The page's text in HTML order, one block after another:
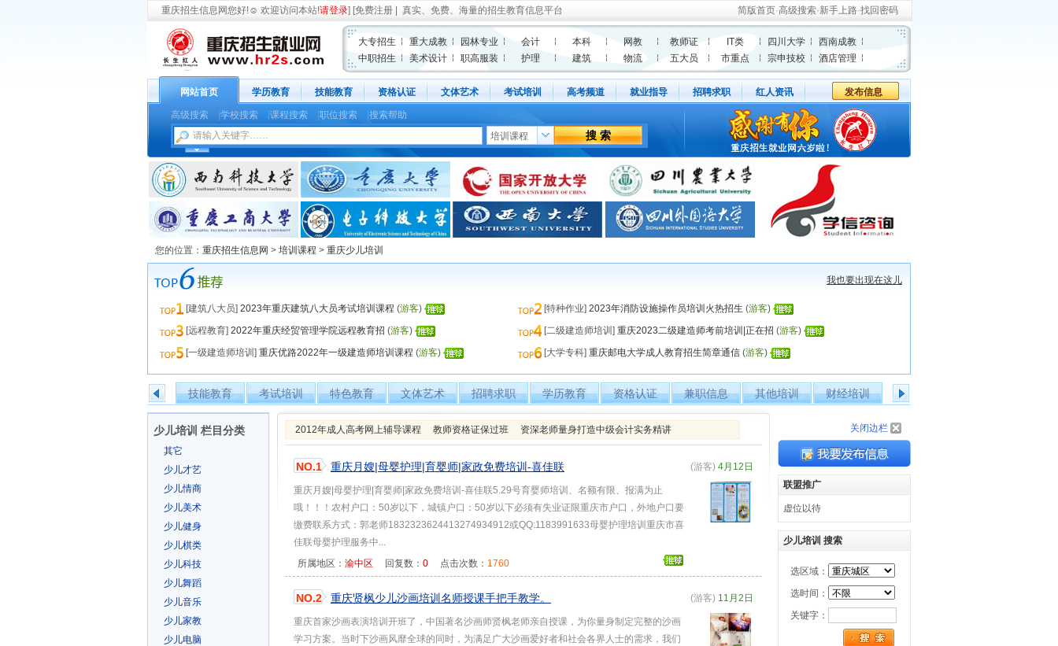
重庆招生信息网您好!☺ 欢迎访问本站!请登录] [免费注册 | 真实、免费、海量的招生教育信息平台 简版首页·高级搜索·新手上路·找回密码
大专招生 重大成教 园林专业 会计 本科 网教 教师证 IT类 四川大学
西南成教
中职招生
美术设计 职高服装 护理 建筑 物流 五大员 市重点 宗申技校 酒店管理
网站首页 学历教育 技能教育 资格认证 文体艺术 考试培训 高考频道 就业指导 招聘求职 红人资讯 发布信息
高级搜索 学校搜索 课程搜索 职位搜索 搜索帮助
您的位置： 重庆招生信息网 > 培训课程 > 重庆少儿培训
[建筑八大员] 2023年重庆建筑八大员考试培训课程 (游客) [特种作业] 2023年消防设施操作员培训火热招生 (游客)
[远程教育] 2022年重庆经贸管理学院远程教育招 (游客) [二级建造师培训] 重庆2023二级建造师考前培训|正在招 (游客)
[一级建造师培训] 重庆优路2022年一级建造师培训课程 (游客) [大学专科] 重庆邮电大学成人教育招生简章通信 (游客)
我也要出现在这儿
技能教育 考试培训 特色教育 文体艺术 招聘求职 学历教育 资格认证 兼职信息 其他培训 财经培训 个人简历
少儿培训 栏目分类
其它
少儿才艺
少儿情商
少儿美术
少儿健身
少儿棋类
少儿科技
少儿舞蹈
少儿音乐
少儿家教
少儿电脑
2012年成人高考网上辅导课程 教师资格证保过班 资深老师量身打造中级会计实务精讲
(游客) 4月12日
NO.1 重庆月嫂|母婴护理|育婴师|家政免费培训-喜佳联
重庆月嫂|母婴护理|育婴师|家政免费培训-喜佳联5.29号育婴师培训、名额有限、报满为止
哦！！！农村户口：50岁以下，城镇户口：50岁以下必须有失业证限重庆市户口，外地户口要
缴费联系方式：郭老师1832323624413274934912或QQ:1183991633母婴护理培训重庆市喜
佳联母婴护理服务中...
所属地区： 渝中区 回复数： 0 点击次数： 1760
(游客) 11月2日
NO.2 重庆贤枫少儿沙画培训名师授课手把手教学。
重庆首家沙画表演培训开班了，中国著名沙画师贤枫老师亲自授课，为你量身制定完整的沙画
学习方案。当时下沙画风靡全球的同时，为满足广大沙画爱好者和社会各界人士的需求，我们
联盟推广
虚位以待
少儿培训 搜索
选区域：
选时间：
关键字：
关闭边栏